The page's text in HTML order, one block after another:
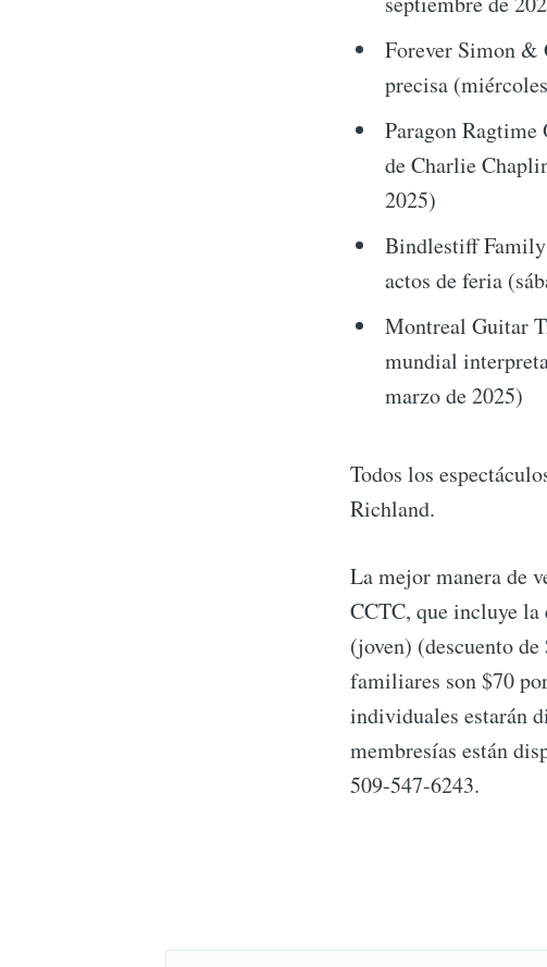
Forever Simon &
precisa
Paragon Ragtime
de Charlie
2025)
Bindlestiff
actos de feria
Montreal Guitar
mundial
marzo de 2025)
Todos los
Richland.
La mejor manera de
CCTC, que incluye
(joven) (descuento
familiares son $70
individuales estarán
membresías están
509-547-6243.